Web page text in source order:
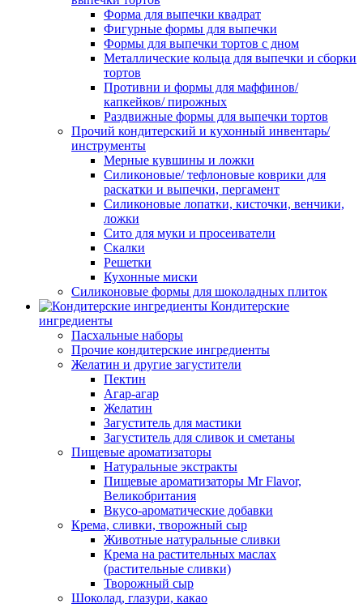
Форма для выпечки квадрат
Фигурные формы для выпечки
Формы для выпечки тортов с дном
Металлические кольца для выпечки и сборки
тортов
Противни и формы для маффинов/
капкейков/ пирожных
Раздвижные формы для выпечки тортов
Прочий кондитерский и кухонный инвентарь/
инструменты
Мерные кувшины и ложки
Силиконовые/ тефлоновые коврики для
раскатки и выпечки, пергамент
Силиконовые лопатки, кисточки, венчики,
ложки
Сито для муки и просеиватели
Скалки
Решетки
Кухонные миски
Силиконовые формы для шоколадных плиток
Кондитерские
ингредиенты
Пасхальные наборы
Прочие кондитерские ингредиенты
Желатин и другие загустители
Пектин
Агар-агар
Желатин
Загуститель для мастики
Загуститель для сливок и сметаны
Пищевые ароматизаторы
Натуральные экстракты
Пищевые ароматизаторы Mr Flavor,
Великобритания
Вкусо-ароматические добавки
Крема, сливки, творожный сыр
Животные натуральные сливки
Крема на растительных маслах
(растительные сливки)
Творожный сыр
Шоколад, глазури, какао